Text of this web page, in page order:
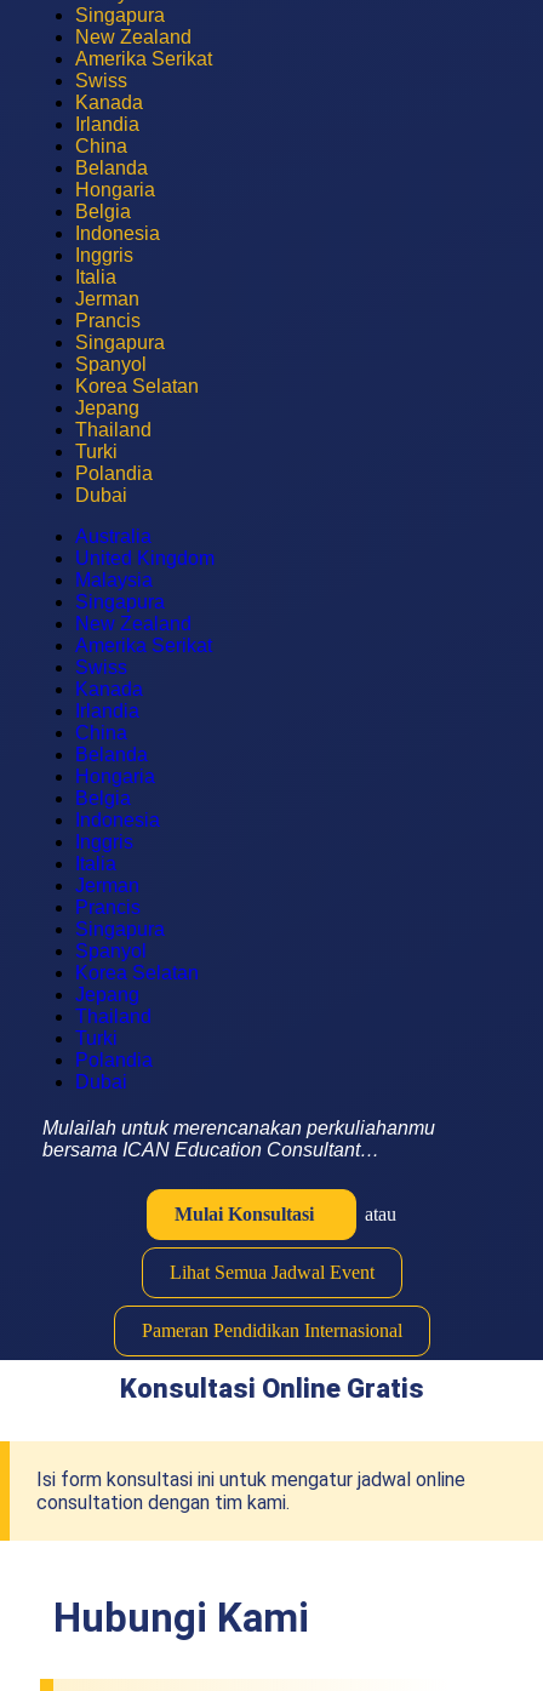
Singapura
New Zealand
Amerika Serikat
Swiss
Kanada
Irlandia
China
Belanda
Hongaria
Belgia
Indonesia
Inggris
Italia
Jerman
Prancis
Singapura
Spanyol
Korea Selatan
Jepang
Thailand
Turki
Polandia
Dubai
Australia
United Kingdom
Malaysia
Singapura
New Zealand
Amerika Serikat
Swiss
Kanada
Irlandia
China
Belanda
Hongaria
Belgia
Indonesia
Inggris
Italia
Jerman
Prancis
Singapura
Spanyol
Korea Selatan
Jepang
Thailand
Turki
Polandia
Dubai
Mulailah untuk merencanakan perkuliahanmu
bersama ICAN Education Consultant…
Mulai Konsultasi atau
Lihat Semua Jadwal Event
Pameran Pendidikan Internasional
Konsultasi Online Gratis
Isi form konsultasi ini untuk mengatur jadwal online
consultation dengan tim kami.
Hubungi Kami